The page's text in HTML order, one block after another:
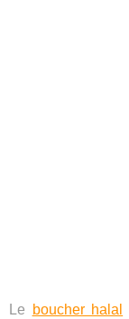
Le boucher halal